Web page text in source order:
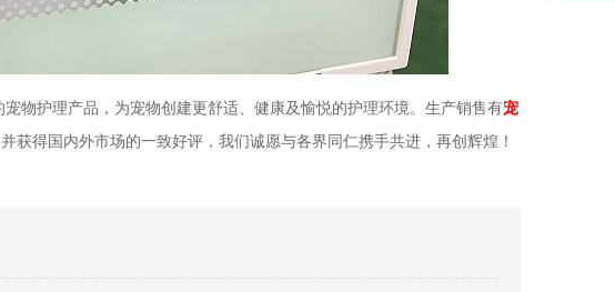
物护理产品，为宠物创建更舒适、健康及愉悦的护理环境。生产销售有宠
获得国内外市场的一致好评，我们诚愿与各界同仁携手共进，再创辉煌！